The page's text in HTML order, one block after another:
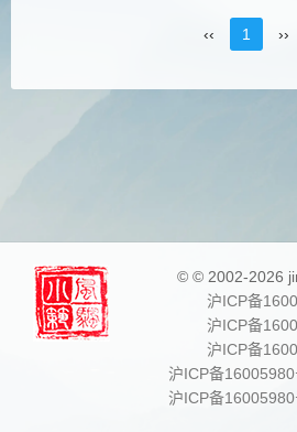
‹‹ 1 ››
© © 2002-2026
沪ICP备
沪ICP备
沪ICP备
沪ICP备
沪ICP备